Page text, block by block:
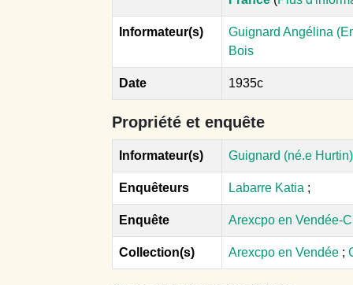
Informateur(s)
Guignard Angélina
Bois
Date 1935c
Propriété et enquête
Informateur(s) Guignard (né.e
Enquêteurs Labarre Katia ;
Enquête Arexcpo en Vendée-
Collection(s) Arexcpo en Vendée ;